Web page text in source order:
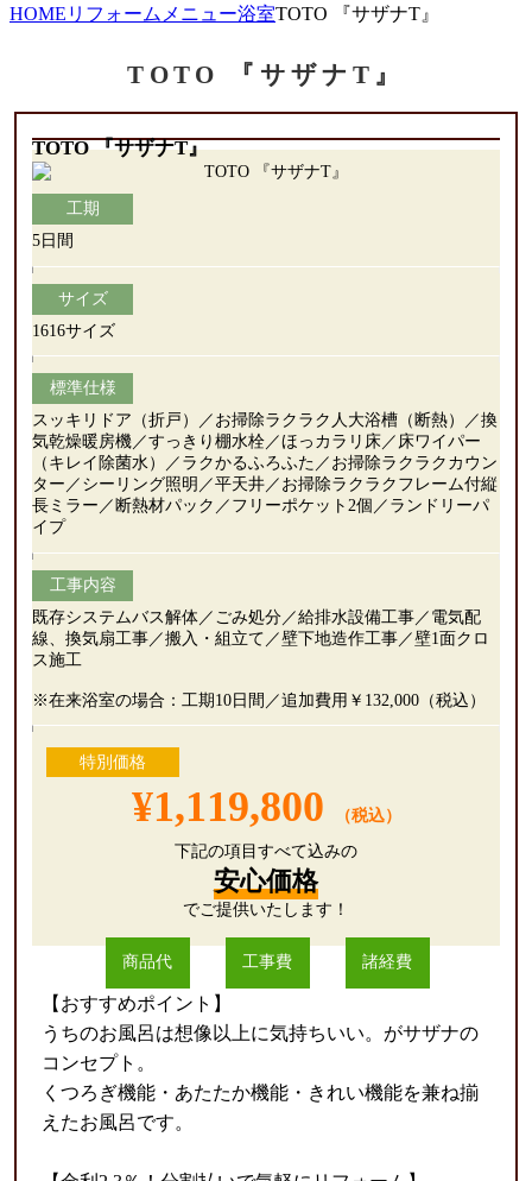
HOME リフォームメニュー浴室TOTO 『サザナT』
TOTO 『サザナT』
TOTO 『サザナT』
工期
5日間
サイズ
1616サイズ
標準仕様
スッキリドア（折戸）／お掃除ラクラク人大浴槽（断熱）／換
気乾燥暖房機／すっきり棚水栓／ほっカラリ床／床ワイパー
（キレイ除菌水）／ラクかるふろふた／お掃除ラクラクカウン
ター／シーリング照明／平天井／お掃除ラクラクフレーム付縦
長ミラー／断熱材パック／フリーポケット2個／ランドリーパ
イプ
工事内容
既存システムバス解体／ごみ処分／給排水設備工事／電気配
線、換気扇工事／搬入・組立て／壁下地造作工事／壁1面クロ
ス施工
※在来浴室の場合：工期10日間／追加費用￥132,000（税込）
特別価格
¥1,119,800
（税込）
下記の項目すべて込みの
安心価格
でご提供いたします！
商品代 工事費 諸経費
【おすすめポイント】
うちのお風呂は想像以上に気持ちいい。がサザナの
コンセプト。
くつろぎ機能・あたたか機能・きれい機能を兼ね揃
えたお風呂です。